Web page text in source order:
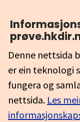
Denne nettsida
er ein teknologi
fungera og
nettsida. Les